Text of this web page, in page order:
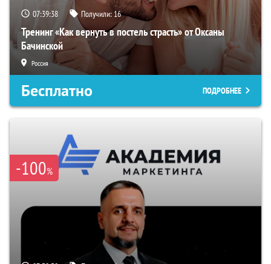
07:39:37 Получили:16
Тренинг «Как вернуть в постель страсть» от Оксаны
Бачинской
Россия
Бесплатно ПОДРОБНЕЕ
-100%